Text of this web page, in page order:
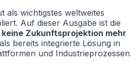
als wichtigstes weltweites
Auf dieser Ausgabe ist die
Zukunftsprojektion mehr
bereits integrierte Lösung in
und Industrieprozessen